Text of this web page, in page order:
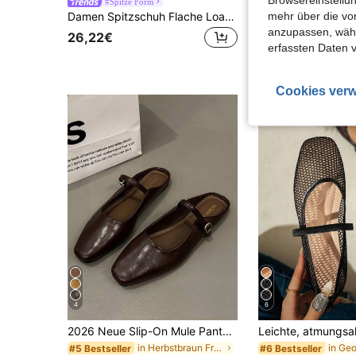
Damen Spitzschuh Flache Loafer, niedriger, Rot/Burgunder/Angora Rot, 2024 Herbst/Winter neuer Stil, Autofahrer Loafer, Outdoor-Tragen, Büro Arbeitsschuhe, Lässig weiche Sohle, Britischer Stil, Große Größen Damenschuhe 41-43
26,22€
#1 Bestseller
17,28€
4
2026 Neue Slip-On Mule Pantoffeln für Damen, flache Sandalen für Frühling & Sommer, weiche Sohle rückenfreie Schuhe, ermüdungsarm
#5 Bestseller in Herbstbraun Frauen Wohnungen
6
#6 Bestseller
mehr über die
anzupassen,
erfassten Daten
Cookies